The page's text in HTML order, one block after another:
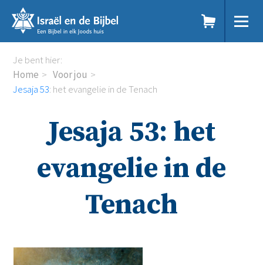
links
naar
de
inhoud
Je bent hier:
Home
Voor jou
Jesaja 53: het evangelie in de Tenach
Jesaja 53: het
evangelie in de
Tenach
Doe mee
Podcast
Magazine
Digitale nieuwsbrief
Agenda
Jongerenwerk
Het Studiehuis (cursus)
Over ons